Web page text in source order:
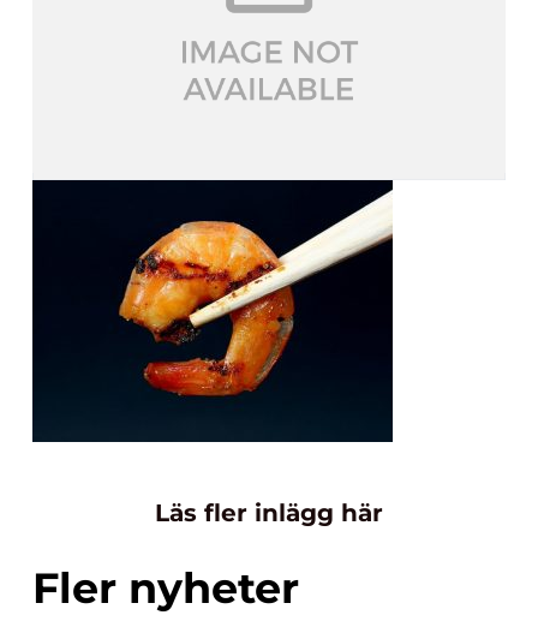
Läs fler inlägg här
Fler nyheter